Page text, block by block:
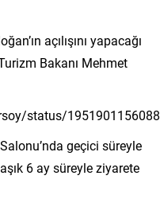
açılışını yapacağı
Bakanı Mehmet
status/
geçici süreyle
6 ay süreyle ziyarete